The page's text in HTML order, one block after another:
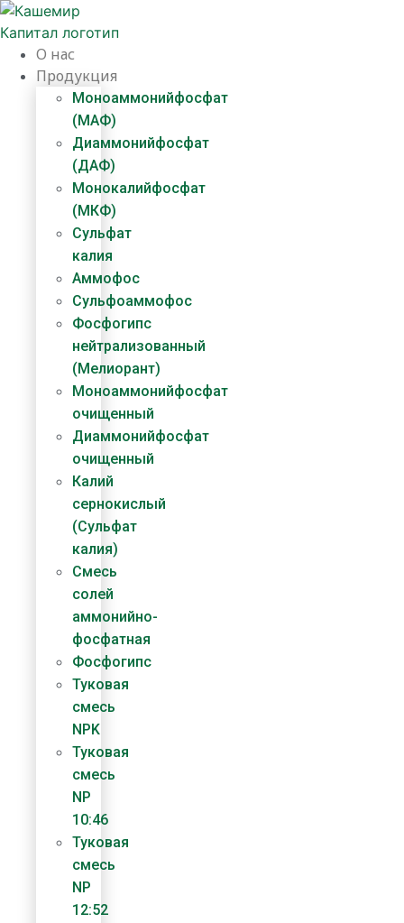
Перейти
к
содержимому
О нас
Продукция
Моноаммонийфосфат
(МАФ)
Диаммонийфосфат
(ДАФ)
Монокалийфосфат
(МКФ)
Сульфат
калия
Аммофос
Сульфоаммофос
Фосфогипс
нейтрализованный
(Мелиорант)
Моноаммонийфосфат
очищенный
Диаммонийфосфат​
очищенный
Калий
сернокислый
(Сульфат
калия)
Смесь
солей
аммонийно-
фосфатная
Фосфогипс
Туковая
смесь
NPK
Туковая
смесь
NP
10:46
Туковая
смесь
NP
12:52